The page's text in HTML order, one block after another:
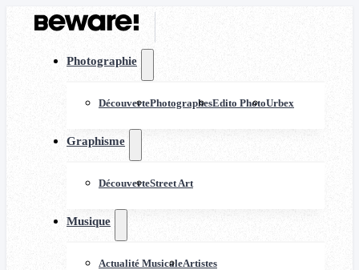
Photographie
DécouvertePhotographesEdito PhotoUrbex
Graphisme
DécouverteStreet Art
Musique
Actualité MusicaleArtistes